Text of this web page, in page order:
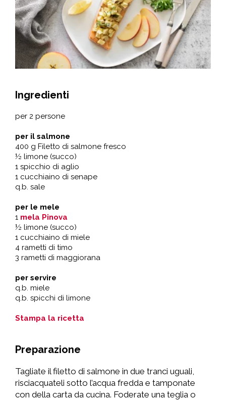
Ingredienti
per 2 persone
per il salmone
400 g Filetto di salmone fresco
½ limone (succo)
1 spicchio di aglio
1 cucchiaino di senape
q.b. sale
per le mele
1 mela Pinova
½ limone (succo)
1 cucchiaino di miele
4 rametti di timo
3 rametti di maggiorana
per servire
q.b. miele
q.b. spicchi di limone
Stampa la ricetta
Preparazione
Tagliate il filetto di salmone in due tranci uguali,
risciacquateli sotto l’acqua fredda e tamponate
con della carta da cucina. Foderate una teglia o